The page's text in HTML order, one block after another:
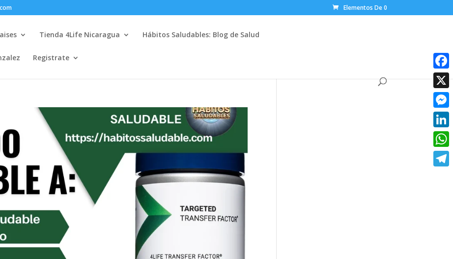
Elementos De 0
Tienda 4Life Nicaragua Hábitos Saludables: Blog de Salud
Registrate
X